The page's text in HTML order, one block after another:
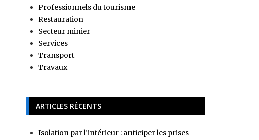
Professionnels du tourisme
Restauration
Secteur minier
Services
Transport
Travaux
ARTICLES RÉCENTS
Isolation par l’intérieur : anticiper les prises